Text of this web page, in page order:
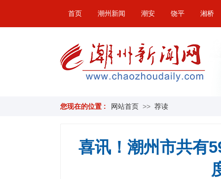
首页 潮州新闻 潮安 饶平 湘桥
您现在的位置 : 网站首页 >> 荐读
喜讯！潮州市共有